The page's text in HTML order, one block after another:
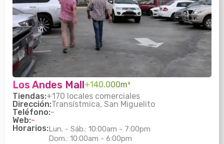
Los Andes Mall+140.000m²
Tiendas:+170 locales comerciales
Dirección:Transístmica, San Miguelito
Teléfono:-
Web:-
Horarios:Lun. - Sáb.: 10:00am - 7:00pm
Dom.: 10:00am - 6:00pm